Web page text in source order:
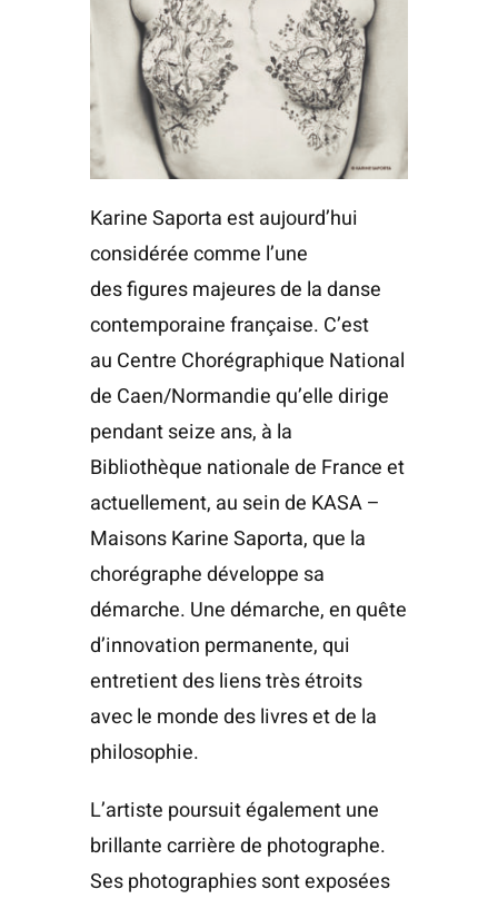
Karine Saporta est aujourd’hui
considérée comme l’une
des figures majeures de la danse
contemporaine française. C’est
au Centre Chorégraphique National
de Caen/Normandie qu’elle dirige
pendant seize ans, à la
Bibliothèque nationale de France et
actuellement, au sein de KASA –
Maisons Karine Saporta, que la
chorégraphe développe sa
démarche. Une démarche, en quête
d’innovation permanente, qui
entretient des liens très étroits
avec le monde des livres et de la
philosophie.
L’artiste poursuit également une
brillante carrière de photographe.
Ses photographies sont exposées